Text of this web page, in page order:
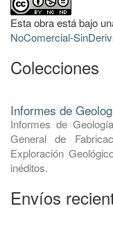
Esta obra está bajo
NoComercial-
Colecciones
Informes de
Informes de
General de
Exploración
inéditos.
Envíos